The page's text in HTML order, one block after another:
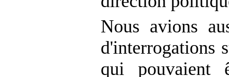
Nous avions
d'interrogations
qui pouvaient